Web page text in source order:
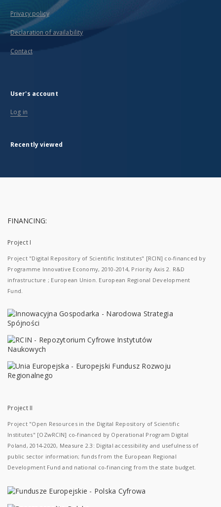
Privacy policy
Declaration of availability
Contact
User's account
Log in
Recently viewed
FINANCING:
Project I
Project "Digital Repository of Scientific Institutes" [RCIN] co-financed by
Programme Innovative Economy, 2010-2014, Priority Axis 2. R&D
infrastructure ; European Union. European Regional Development
Fund.
Project II
Project "Open Resources in the Digital Repository of Scientific
Institutes" [OZwRCIN] co-financed by Operational Program Digital
Poland, 2014-2020, Measure 2.3: Digital accessibility and usefulness of
public sector information; funds from the European Regional
Development Fund and national co-financing from the state budget.